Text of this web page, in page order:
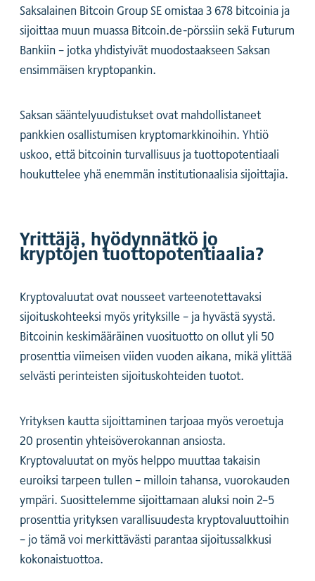
Saksalainen Bitcoin Group SE omistaa 3 678 bitcoinia ja
sijoittaa muun muassa Bitcoin.de-pörssiin sekä Futurum
Bankiin – jotka yhdistyivät muodostaakseen Saksan
ensimmäisen kryptopankin.
Saksan sääntelyuudistukset ovat mahdollistaneet
pankkien osallistumisen kryptomarkkinoihin. Yhtiö
uskoo, että bitcoinin turvallisuus ja tuottopotentiaali
houkuttelee yhä enemmän institutionaalisia sijoittajia.
Yrittäjä, hyödynnätkö jo
kryptojen tuottopotentiaalia?
Kryptovaluutat ovat nousseet varteenotettavaksi
sijoituskohteeksi myös yrityksille – ja hyvästä syystä.
Bitcoinin keskimääräinen vuosituotto on ollut yli 50
prosenttia viimeisen viiden vuoden aikana, mikä ylittää
selvästi perinteisten sijoituskohteiden tuotot.
Yrityksen kautta sijoittaminen tarjoaa myös veroetuja
20 prosentin yhteisöverokannan ansiosta.
Kryptovaluutat on myös helppo muuttaa takaisin
euroiksi tarpeen tullen – milloin tahansa, vuorokauden
ympäri. Suosittelemme sijoittamaan aluksi noin 2–5
prosenttia yrityksen varallisuudesta kryptovaluuttoihin
– jo tämä voi merkittävästi parantaa sijoitussalkkusi
kokonaistuottoa.